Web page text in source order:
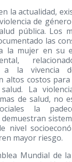
la actualidad,
de
pública. Los
las
la mujer en su
a la vivencia
altos costos
La
de salud, no
la
nivel
mayor riesgo.
Mundial de